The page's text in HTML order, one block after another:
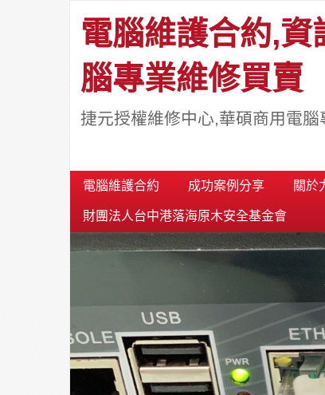
電腦維護合約,
腦專業維修買賣
捷元授權維修中心,華碩商用電
電腦維護合約 成功案例分享 關於
財團法人台中港落海原木安全基金會